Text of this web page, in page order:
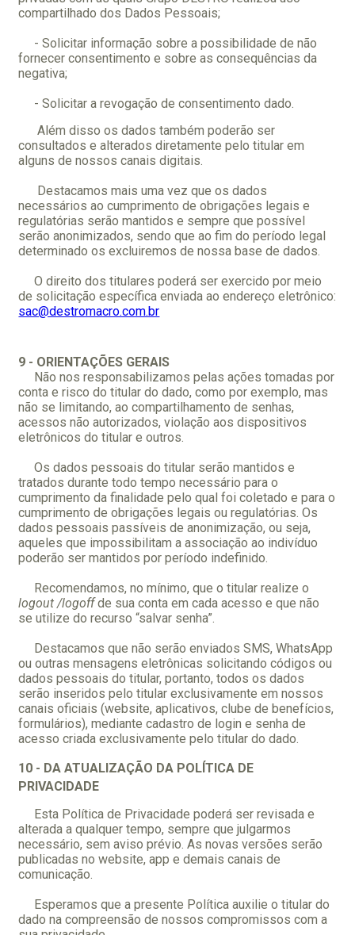
compartilhado dos Dados Pessoais;
-Solicitar informação sobre a possibilidade de não
fornecer consentimento e sobre as consequências da
negativa;
- Solicitar a revogação de consentimento dado.
Além disso os dados também poderão ser
consultados e alterados diretamente pelo titular em
alguns de nossos canais digitais.
Destacamos mais uma vez que os dados
necessários ao cumprimento de obrigações legais e
regulatórias serão mantidos e sempre que possível
serão anonimizados, sendo que ao fim do período legal
determinado os excluiremos de nossa base de dados.
O direito dos titulares poderá ser exercido por meio
de solicitação específica enviada ao endereço eletrônico:
sac@destromacro.com.br
9 - ORIENTAÇÕES GERAIS
Não nos responsabilizamos pelas ações tomadas por
conta e risco do titular do dado, como por exemplo, mas
não se limitando, ao compartilhamento de senhas,
acessos não autorizados, violação aos dispositivos
eletrônicos do titular e outros.
Os dados pessoais do titular serão mantidos e
tratados durante todo tempo necessário para o
cumprimento da finalidade pelo qual foi coletado e para o
cumprimento de obrigações legais ou regulatórias. Os
dados pessoais passíveis de anonimização, ou seja,
aqueles que impossibilitam a associação ao indivíduo
poderão ser mantidos por período indefinido.
Recomendamos, no mínimo, que o titular realize o
logout /logoffde sua conta em cada acesso e que não
se utilize do recurso “salvar senha”.
Destacamos que não serão enviados SMS, WhatsApp
ou outras mensagens eletrônicas solicitando códigos ou
dados pessoais do titular, portanto, todos os dados
serão inseridos pelo titular exclusivamente em nossos
canais oficiais (website, aplicativos, clube de benefícios,
formulários), mediante cadastro de login e senha de
acesso criada exclusivamente pelo titular do dado.
10 - DA ATUALIZAÇÃO DA POLÍTICA DE
PRIVACIDADE
Esta Política de Privacidade poderá ser revisada e
alterada a qualquer tempo, sempre que julgarmos
necessário, sem aviso prévio. As novas versões serão
publicadas no website, app e demais canais de
comunicação.
Esperamos que a presente Política auxilie o titular do
dado na compreensão de nossos compromissos com a